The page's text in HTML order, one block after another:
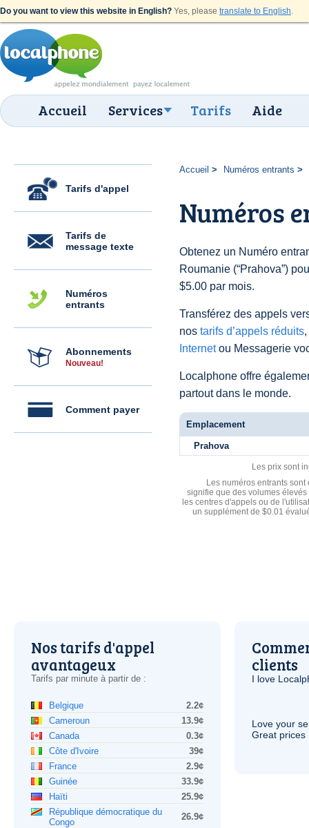
Do you want to view this website in English? Yes, please translate to English.
Accueil Services Tarifs Aide
Tarifs d'appel
Tarifs de
message texte
Numéros
entrants
Abonnements
Nouveau!
Comment payer
Accueil Numéros entrants
Numéros
Obtenez un Numéro
Roumanie (“Prahova”)
$5.00 par mois.
Transférez des appels
nos tarifs d’appels réduits
Internetou Messagerie
Localphone offre
partout dans le monde.
Emplacement
Prahova
Les prix sont
Les numéros entrants
signifie que des volumes
les centres d'appels ou de
un supplément de $0.01
Nos tarifs d'appel
avantageux
Tarifs par minute à partir de :
Belgique
2.2¢
Cameroun
13.9¢
Canada
0.3¢
Côte d'Ivoire
39¢
France
2.9¢
Guinée
33.9¢
Haïti
25.9¢
République démocratique du
Congo
26.9¢
clients
I love
Love your
Great prices